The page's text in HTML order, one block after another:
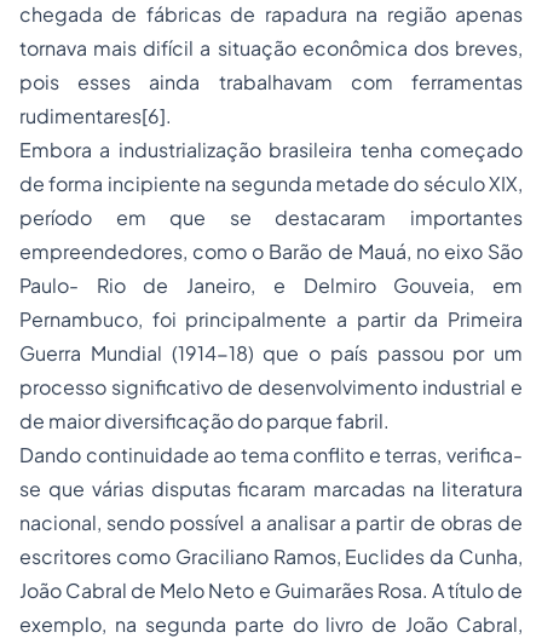
chegada de fábricas de rapadura na região apenas
tornava mais difícil a situação econômica dos breves,
pois esses ainda trabalhavam com ferramentas
rudimentares[6].
Embora a industrialização brasileira tenha começado
de forma incipiente na segunda metade do século XIX,
período em que se destacaram importantes
empreendedores, como o Barão de Mauá, no eixo São
Paulo- Rio de Janeiro, e Delmiro Gouveia, em
Pernambuco, foi principalmente a partir da Primeira
Guerra Mundial (1914-18) que o país passou por um
processo significativo de desenvolvimento industrial e
de maior diversificação do parque fabril.
Dando continuidade ao tema conflito e terras, verifica-
se que várias disputas ficaram marcadas na literatura
nacional, sendo possível a analisar a partir de obras de
escritores como Graciliano Ramos, Euclides da Cunha,
João Cabral de Melo Neto e Guimarães Rosa. A título de
exemplo, na segunda parte do livro de João Cabral,